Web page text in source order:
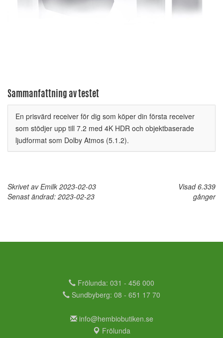
Sammanfattning av testet
En prisvärd receiver för dig som köper din första receiver
som stödjer upp till 7.2 med 4K HDR och objektbaserade
ljudformat som Dolby Atmos (5.1.2).
Skrivet av Emilk 2023-02-03
Senast ändrad: 2023-02-23
Visad 6.339
gånger
Frölunda: 031 - 456 000
Sundbyberg: 08 - 651 17 70
info@hembiobutiken.se
Frölunda